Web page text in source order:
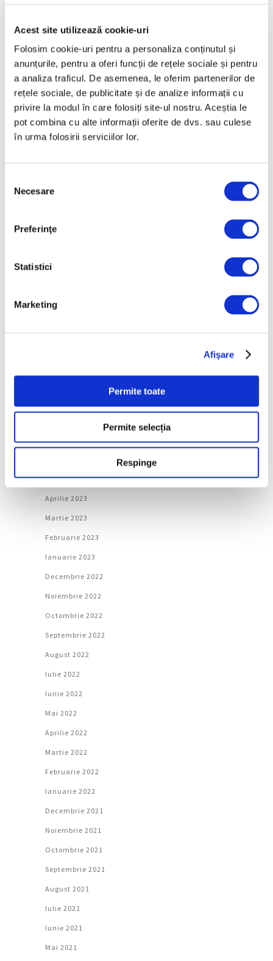
Acest site utilizează cookie-uri
Folosim cookie-uri pentru a personaliza conținutul și
anunțurile, pentru a oferi funcții de rețele sociale și pentru
a analiza traficul. De asemenea, le oferim partenerilor de
rețele sociale, de publicitate și de analize informații cu
privire la modul în care folosiți site-ul nostru. Aceștia le
pot combina cu alte informații oferite de dvs. sau culese
în urma folosirii serviciilor lor.
consimțământului
Necesare
Preferinţe
Statistici
Marketing
Afişare
Permite toate
Permite selecția
Respinge
Aprilie 2025
Martie 2025
Februarie 2025
Ianuarie 2025
Decembrie 2024
Noiembrie 2024
Iunie 2024
Aprilie 2024
Februarie 2024
Iulie 2023
Mai 2023
Aprilie 2023
Martie 2023
Februarie 2023
Ianuarie 2023
Decembrie 2022
Noiembrie 2022
Octombrie 2022
Septembrie 2022
August 2022
Iulie 2022
Iunie 2022
Mai 2022
Aprilie 2022
Martie 2022
Februarie 2022
Ianuarie 2022
Decembrie 2021
Noiembrie 2021
Octombrie 2021
Septembrie 2021
August 2021
Iulie 2021
Iunie 2021
Mai 2021